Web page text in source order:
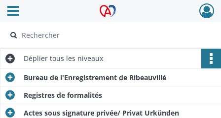
Archives Alsace - Colmar
Ouvrir le menu déroulant
Déplier tous les niveaux
Bureau de l'Enregistrement de Ribeauvillé
Registres de formalités
Actes sous signature privée/ Privat Urkünden